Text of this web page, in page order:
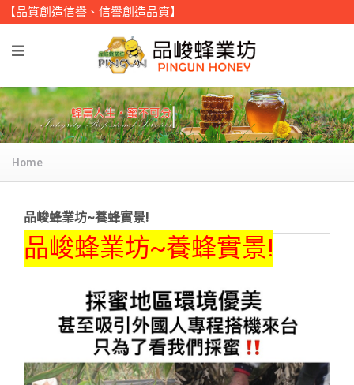
質創造信譽、信譽創造品質】
Home
品峻蜂業坊~養蜂實景!
品峻蜂業坊~養蜂實景!